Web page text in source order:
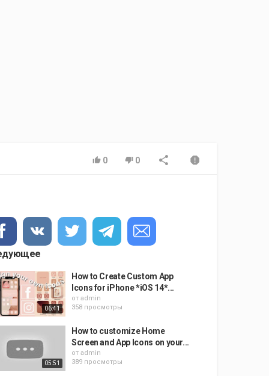
0 0
06:41
How to Create Custom App
Icons for iPhone *iOS 14*...
от admin
358 просмотры
05:51
How to customize Home
Screen and App Icons on your...
от admin
389 просмотры